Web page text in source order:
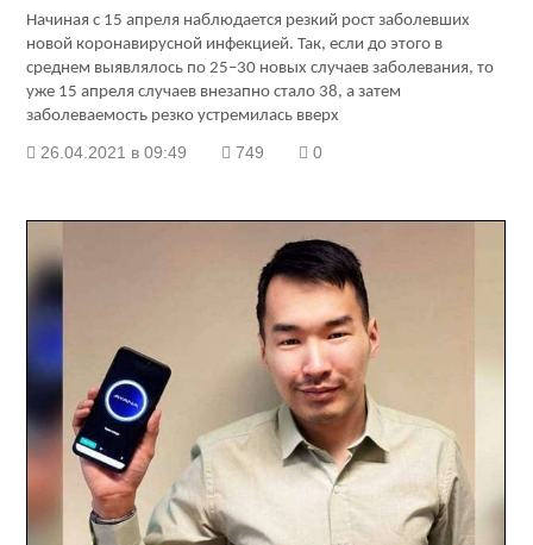
Начиная с 15 апреля наблюдается резкий рост заболевших
новой коронавирусной инфекцией. Так, если до этого в
среднем выявлялось по 25–30 новых случаев заболевания, то
уже 15 апреля случаев внезапно стало 38, а затем
заболеваемость резко устремилась вверх
26.04.2021 в 09:49 749 0